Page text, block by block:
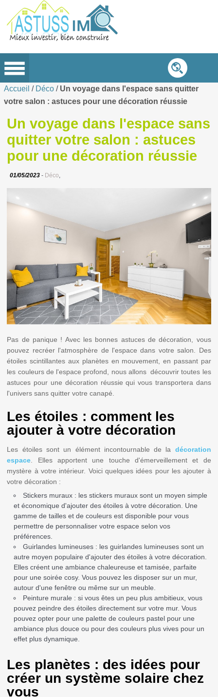
Accueil / Déco / Un voyage dans l'espace sans quitter
votre salon : astuces pour une décoration réussie
Un voyage dans l'espace sans
quitter votre salon : astuces
pour une décoration réussie
01/05/2023 - Déco
Pas de panique ! Avec les bonnes astuces de décoration, vous
pouvez recréer l'atmosphère de l'espace dans votre salon. Des
étoiles scintillantes aux planètes en mouvement, en passant par
les couleurs de l'espace profond, nous allons découvrir toutes les
astuces pour une décoration réussie qui vous transportera dans
l'univers sans quitter votre canapé.
Les étoiles : comment les
ajouter à votre décoration
Les étoiles sont un élément incontournable de la décoration
espace . Elles apportent une touche d'émerveillement et de
mystère à votre intérieur. Voici quelques idées pour les ajouter à
votre décoration :
Stickers muraux : les stickers muraux sont un moyen simple
et économique d'ajouter des étoiles à votre décoration. Une
gamme de tailles et de couleurs est disponible pour vous
permettre de personnaliser votre espace selon vos
préférences.
Guirlandes lumineuses : les guirlandes lumineuses sont un
autre moyen populaire d'ajouter des étoiles à votre décoration.
Elles créent une ambiance chaleureuse et tamisée, parfaite
pour une soirée cosy. Vous pouvez les disposer sur un mur,
autour d'une fenêtre ou même sur un meuble.
Peinture murale : si vous êtes un peu plus ambitieux, vous
pouvez peindre des étoiles directement sur votre mur. Vous
pouvez opter pour une palette de couleurs pastel pour une
ambiance plus douce ou pour des couleurs plus vives pour un
effet plus dynamique.
Les planètes : des idées pour
créer un système solaire chez
vous